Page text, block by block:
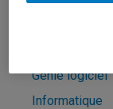
Génie logiciel
Informatique